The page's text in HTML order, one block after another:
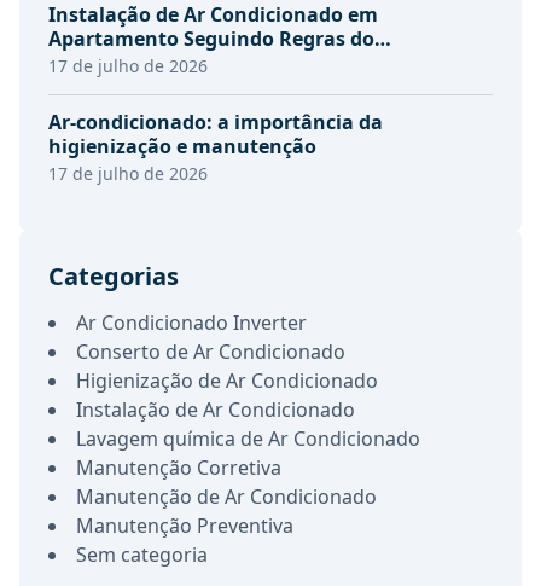
Instalação de Ar Condicionado em
Apartamento Seguindo Regras do
Condomínio
17 de julho de 2026
Ar-condicionado: a importância da
higienização e manutenção
17 de julho de 2026
Categorias
Ar Condicionado Inverter
Conserto de Ar Condicionado
Higienização de Ar Condicionado
Instalação de Ar Condicionado
Lavagem química de Ar Condicionado
Manutenção Corretiva
Manutenção de Ar Condicionado
Manutenção Preventiva
Sem categoria